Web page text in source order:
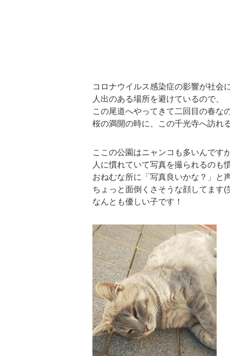
コロナウイルス感染症の影響が社会
人出のある場所を避けているので、
この尾道へやってきて二回目の春な
桜の満開の時に、この千光寺へ訪れ
ここの公園はニャンコも多いんです
人に慣れていて写真を撮られるのも
おねむな所に「写真良いかな？」と
ちょっと面倒くさそうな顔してます(
なんとも優しい子です！